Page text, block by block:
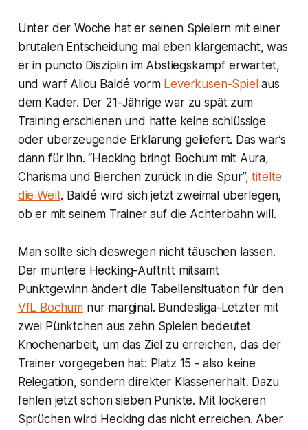
Unter der Woche hat er seinen Spielern mit einer
brutalen Entscheidung mal eben klargemacht, was
er in puncto Disziplin im Abstiegskampf erwartet,
und warf Aliou Baldé vorm Leverkusen-Spiel aus
dem Kader. Der 21-Jährige war zu spät zum
Training erschienen und hatte keine schlüssige
oder überzeugende Erklärung geliefert. Das war’s
dann für ihn. “Hecking bringt Bochum mit Aura,
Charisma und Bierchen zurück in die Spur”,titelte
die Welt. Baldé wird sich jetzt zweimal überlegen,
ob er mit seinem Trainer auf die Achterbahn will.
Man sollte sich deswegen nicht täuschen lassen.
Der muntere Hecking-Auftritt mitsamt
Punktgewinn ändert die Tabellensituation für den
VfL Bochum nur marginal. Bundesliga-Letzter mit
zwei Pünktchen aus zehn Spielen bedeutet
Knochenarbeit, um das Ziel zu erreichen, das der
Trainer vorgegeben hat: Platz 15 - also keine
Relegation, sondern direkter Klassenerhalt. Dazu
fehlen jetzt schon sieben Punkte. Mit lockeren
Sprüchen wird Hecking das nicht erreichen. Aber